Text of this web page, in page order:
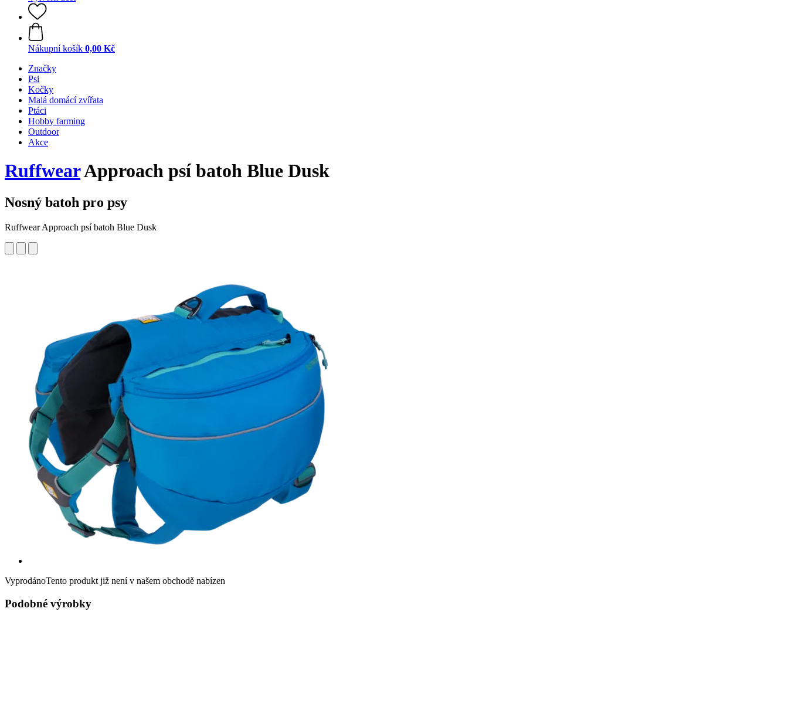
Nákupní košík 0,00 Kč
Značky
Psi
Kočky
Malá domácí zvířata
Ptáci
Hobby farming
Outdoor
Akce
RuffwearApproach psí batoh Blue Dusk
Nosný batoh pro psy
Ruffwear Approach psí batoh Blue Dusk
VyprodánoTento produkt již není v našem obchodě nabízen
Podobné výrobky